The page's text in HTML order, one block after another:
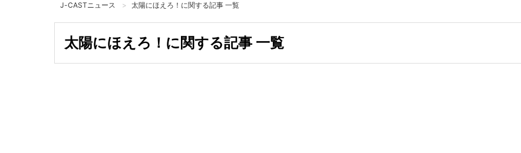
J-CASTニュース 太陽にほえろ！に関する記事 一覧
太陽にほえろ！に関する記事 一覧